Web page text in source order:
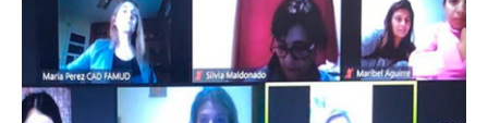
LEGISLACIÓN
CONSEJO FEDERAL
CAPACITACIONES